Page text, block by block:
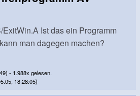
Ist das ein Programm
man dagegen machen?
- 1.988x gelesen.
18:28:05)